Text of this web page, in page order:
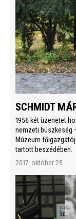
SCHMIDT
1956 két üzenetet
nemzeti büszkeség
Múzeum
tartott beszédében.
2017. október 25.